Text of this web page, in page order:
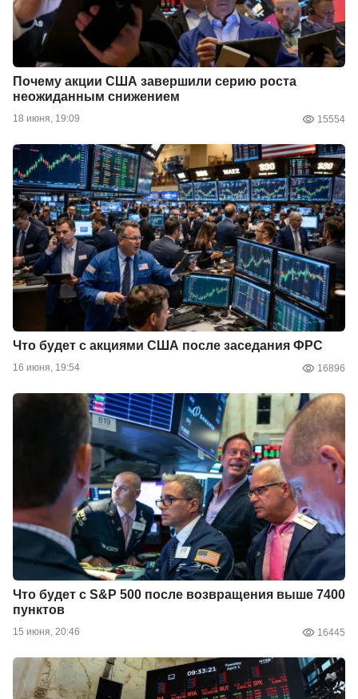
Почему акции США завершили серию роста
неожиданным снижением
18 июня, 19:09 15554
Что будет с акциями США после заседания ФРС
16 июня, 19:54 16896
Что будет с S&P 500 после возвращения выше 7400
пунктов
15 июня, 20:46 16445